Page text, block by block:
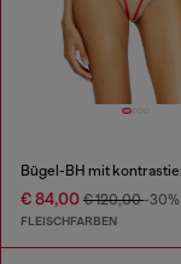
€ 84,00 € 120,00-30%
FLEISCHFARBEN